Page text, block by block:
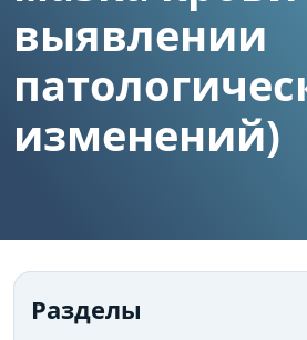
выявлении
изменений)
Разделы